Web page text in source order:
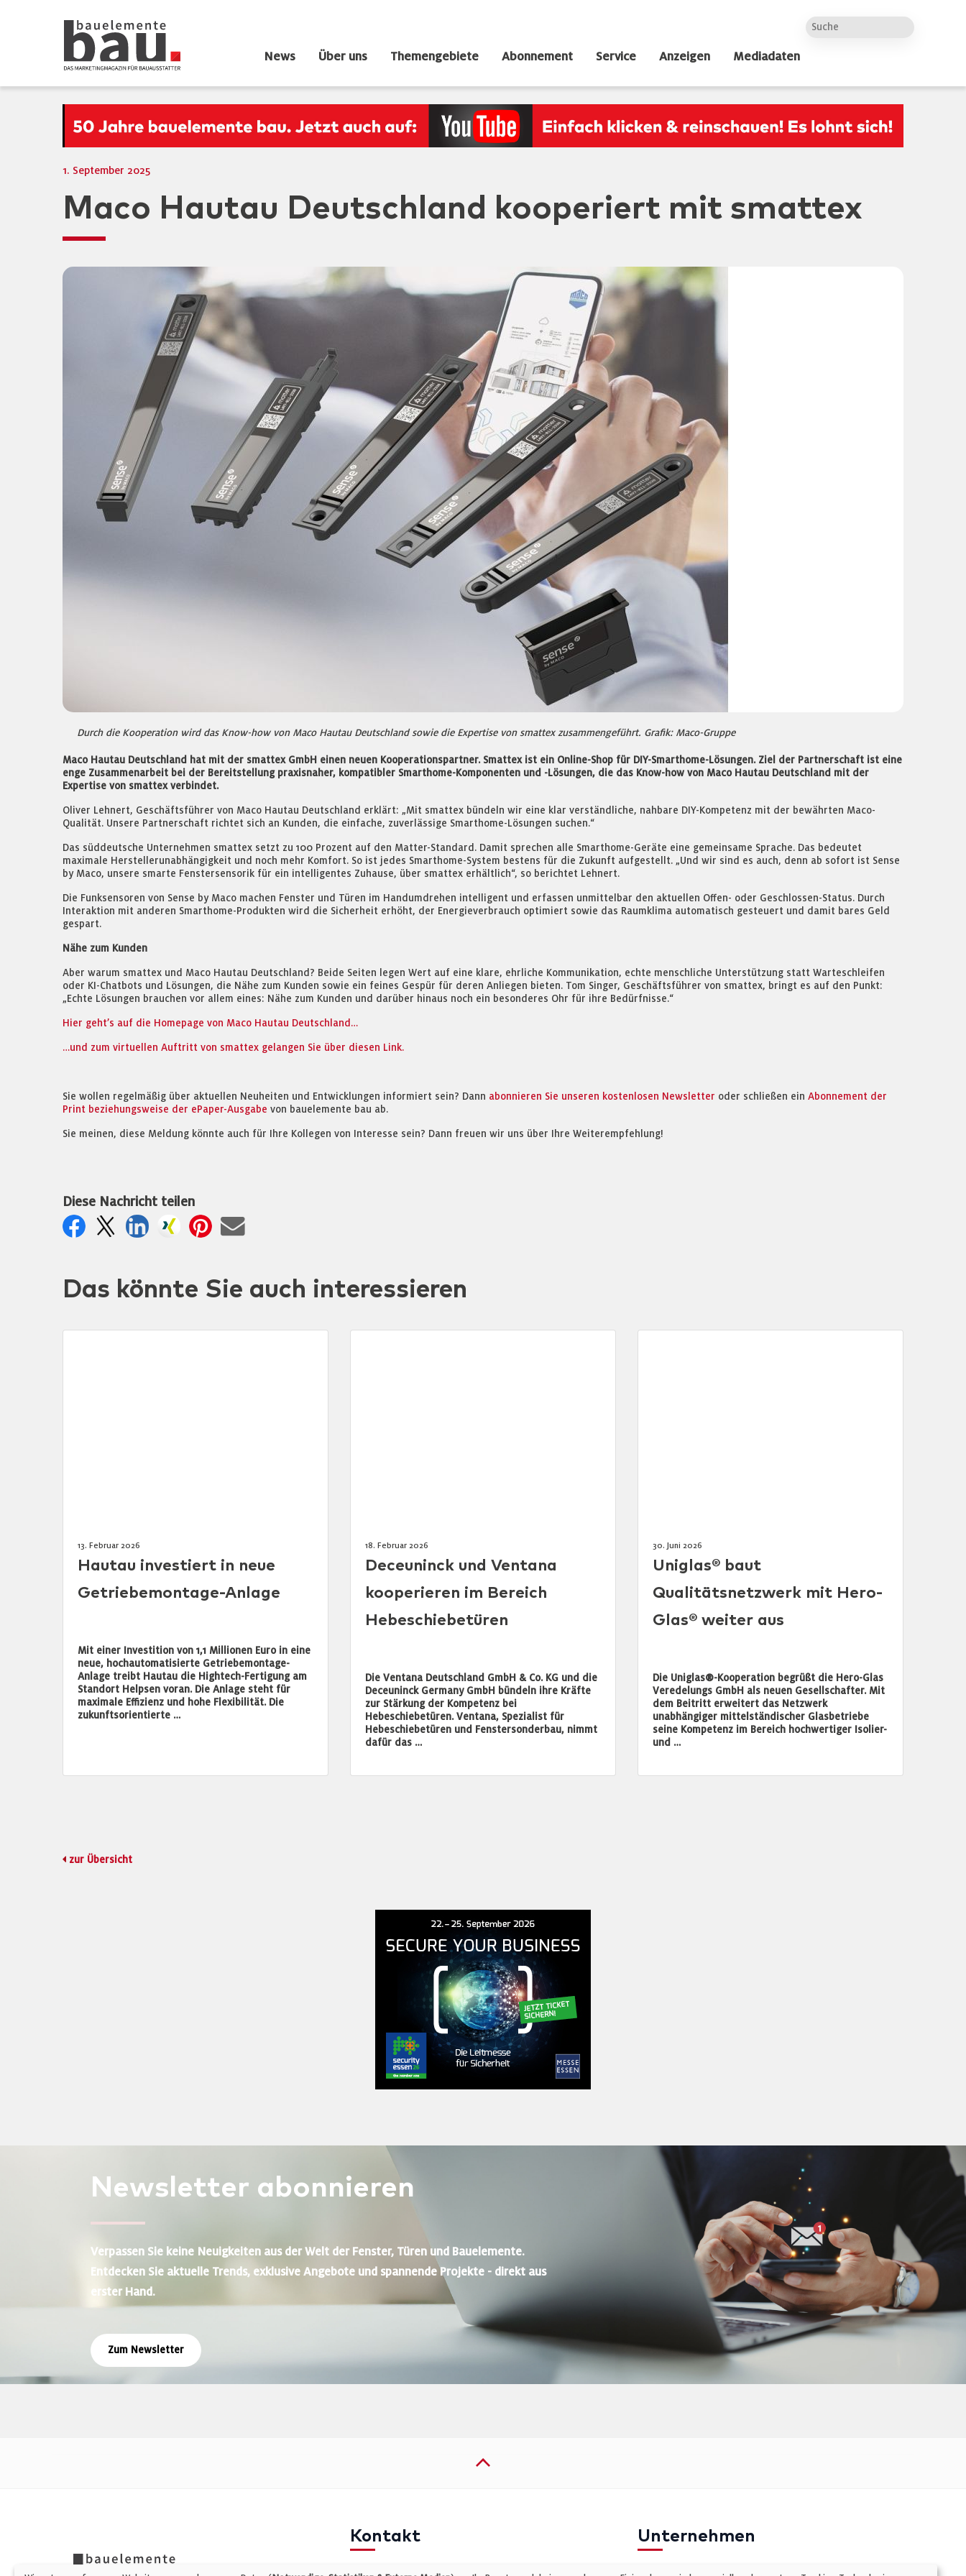
News Über uns Themengebiete Abonnement Service Anzeigen Mediadaten
1. September 2025
Maco Hautau Deutschland kooperiert mit smattex
Durch die Kooperation wird das Know-how von Maco Hautau Deutschland sowie die Expertise von smattex zusammengeführt. Grafik: Maco-Gruppe
Maco Hautau Deutschland hat mit der smattex GmbH einen neuen Kooperationspartner. Smattex ist ein Online-Shop für DIY-Smarthome-Lösungen. Ziel der Partnerschaft ist eine
enge Zusammenarbeit bei der Bereitstellung praxisnaher, kompatibler Smarthome-Komponenten und -Lösungen, die das Know-how von Maco Hautau Deutschland mit der
Expertise von smattex verbindet.
Oliver Lehnert, Geschäftsführer von Maco Hautau Deutschland erklärt: „Mit smattex bündeln wir eine klar verständliche, nahbare DIY-Kompetenz mit der bewährten Maco-
Qualität. Unsere Partnerschaft richtet sich an Kunden, die einfache, zuverlässige Smarthome-Lösungen suchen.“
Das süddeutsche Unternehmen smattex setzt zu 100 Prozent auf den Matter-Standard. Damit sprechen alle Smarthome-Geräte eine gemeinsame Sprache. Das bedeutet
maximale Herstellerunabhängigkeit und noch mehr Komfort. So ist jedes Smarthome-System bestens für die Zukunft aufgestellt. „Und wir sind es auch, denn ab sofort ist Sense
by Maco, unsere smarte Fenstersensorik für ein intelligentes Zuhause, über smattex erhältlich“, so berichtet Lehnert.
Die Funksensoren von Sense by Maco machen Fenster und Türen im Handumdrehen intelligent und erfassen unmittelbar den aktuellen Offen- oder Geschlossen-Status. Durch
Interaktion mit anderen Smarthome-Produkten wird die Sicherheit erhöht, der Energieverbrauch optimiert sowie das Raumklima automatisch gesteuert und damit bares Geld
gespart.
Nähe zum Kunden
Aber warum smattex und Maco Hautau Deutschland? Beide Seiten legen Wert auf eine klare, ehrliche Kommunikation, echte menschliche Unterstützung statt Warteschleifen
oder KI-Chatbots und Lösungen, die Nähe zum Kunden sowie ein feines Gespür für deren Anliegen bieten. Tom Singer, Geschäftsführer von smattex, bringt es auf den Punkt:
„Echte Lösungen brauchen vor allem eines: Nähe zum Kunden und darüber hinaus noch ein besonderes Ohr für ihre Bedürfnisse.“
Hier geht’s auf die Homepage von Maco Hautau Deutschland…
…und zum virtuellen Auftritt von smattex gelangen Sie über diesen Link.
Sie wollen regelmäßig über aktuellen Neuheiten und Entwicklungen informiert sein? Dann abonnieren Sie unseren kostenlosen Newsletter oder schließen ein Abonnement der
Print beziehungsweise der ePaper-Ausgabe von bauelemente bau ab.
Sie meinen, diese Meldung könnte auch für Ihre Kollegen von Interesse sein? Dann freuen wir uns über Ihre Weiterempfehlung!
Diese Nachricht teilen
Das könnte Sie auch interessieren
13. Februar 2026
Hautau investiert in neue
Getriebemontage-Anlage
Mit einer Investition von 1,1 Millionen Euro in eine
neue, hochautomatisierte Getriebemontage-
Anlage treibt Hautau die Hightech-Fertigung am
Standort Helpsen voran. Die Anlage steht für
maximale Effizienz und hohe Flexibilität. Die
zukunftsorientierte …
18. Februar 2026
Deceuninck und Ventana
kooperieren im Bereich
Hebeschiebetüren
Die Ventana Deutschland GmbH & Co. KG und die
Deceuninck Germany GmbH bündeln ihre Kräfte
zur Stärkung der Kompetenz bei
Hebeschiebetüren. Ventana, Spezialist für
Hebeschiebetüren und Fenstersonderbau, nimmt
dafür das …
30. Juni 2026
Uniglas® baut
Qualitätsnetzwerk mit Hero-
Glas® weiter aus
Die Uniglas®-Kooperation begrüßt die Hero-Glas
Veredelungs GmbH als neuen Gesellschafter. Mit
dem Beitritt erweitert das Netzwerk
unabhängiger mittelständischer Glasbetriebe
seine Kompetenz im Bereich hochwertiger Isolier-
und …
zur Übersicht
Newsletter abonnieren
Verpassen Sie keine Neuigkeiten aus der Welt der Fenster, Türen und Bauelemente.
Entdecken Sie aktuelle Trends, exklusive Angebote und spannende Projekte - direkt aus
erster Hand.
Zum Newsletter
Kontakt Unternehmen